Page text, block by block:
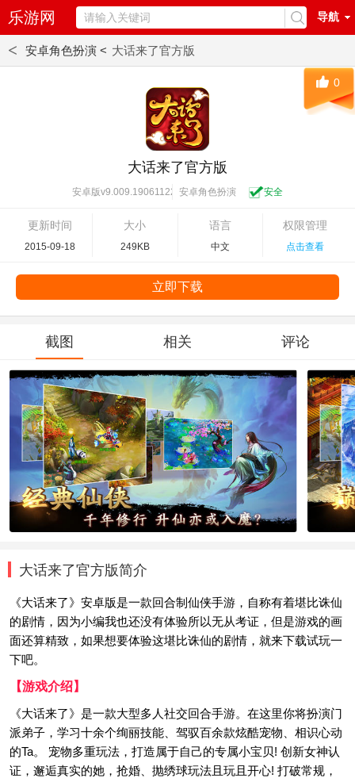
乐游网 导航
< 安卓角色扮演 < 大话来了官方版
大话来了官方版
安卓版v9.009.1906112244安卓角色扮演 安全
更新时间
2015-09-18
大小
249KB
语言
中文
权限管理
点击查看
0
立即下载
截图 相关 评论
大话来了官方版简介
《大话来了》安卓版是一款回合制仙侠手游，自称有着堪比诛仙
的剧情，因为小编我也还没有体验所以无从考证，但是游戏的画
面还算精致，如果想要体验这堪比诛仙的剧情，就来下载试玩一
下吧。
【游戏介绍】
《大话来了》是一款大型多人社交回合手游。在这里你将扮演门
派弟子，学习十余个绚丽技能、驾驭百余款炫酷宠物、相识心动
的Ta。 宠物多重玩法，打造属于自己的专属小宝贝! 创新女神认
证，邂逅真实的她，抢婚、抛绣球玩法且玩且开心! 打破常规，